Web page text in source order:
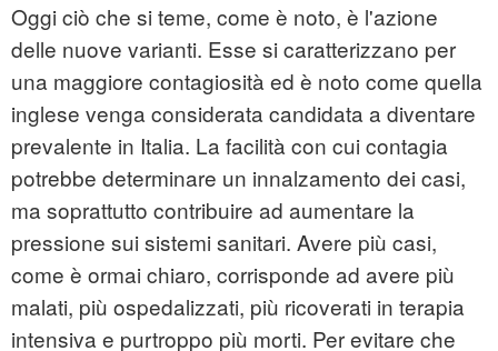
Oggi ciò che si teme, come è noto, è l'azione
delle nuove varianti. Esse si caratterizzano per
una maggiore contagiosità ed è noto come quella
inglese venga considerata candidata a diventare
prevalente in Italia. La facilità con cui contagia
potrebbe determinare un innalzamento dei casi,
ma soprattutto contribuire ad aumentare la
pressione sui sistemi sanitari. Avere più casi,
come è ormai chiaro, corrisponde ad avere più
malati, più ospedalizzati, più ricoverati in terapia
intensiva e purtroppo più morti. Per evitare che